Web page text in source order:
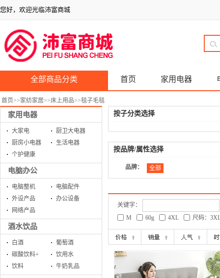
您好，欢迎光临沛富商城
全部商品分类 首页 家用电器
首页>>家纺家居>>床上用品>>毯子毛毯
家用电器
大家电
厨卫大电器
厨房小电器
生活电器
个护健康
电脑办公
电脑整机
电脑配件
外设产品
办公设备
网络产品
酒水饮品
白酒
葡萄酒
碳酸饮料+
饮用水
饮料
牛奶乳品
按子分类选择
按品牌/属性选择
品牌： 全部
关键字：
M
60g 4XL 尺码：